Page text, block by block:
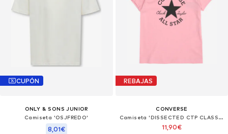
CUPÓN
ONLY & SONS JUNIOR
Camiseta 'OSJFREDO'
8,01€
REBAJAS
CONVERSE
Camiseta 'DISSECTED CTP CLASSIC'
11,90€